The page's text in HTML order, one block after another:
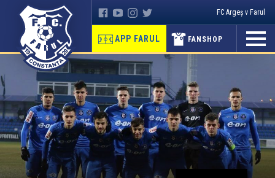
FC Argeș v Farul
APP FARUL FANSHOP